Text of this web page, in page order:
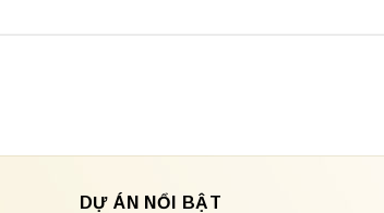
DỰ ÁN NỔI BẬT